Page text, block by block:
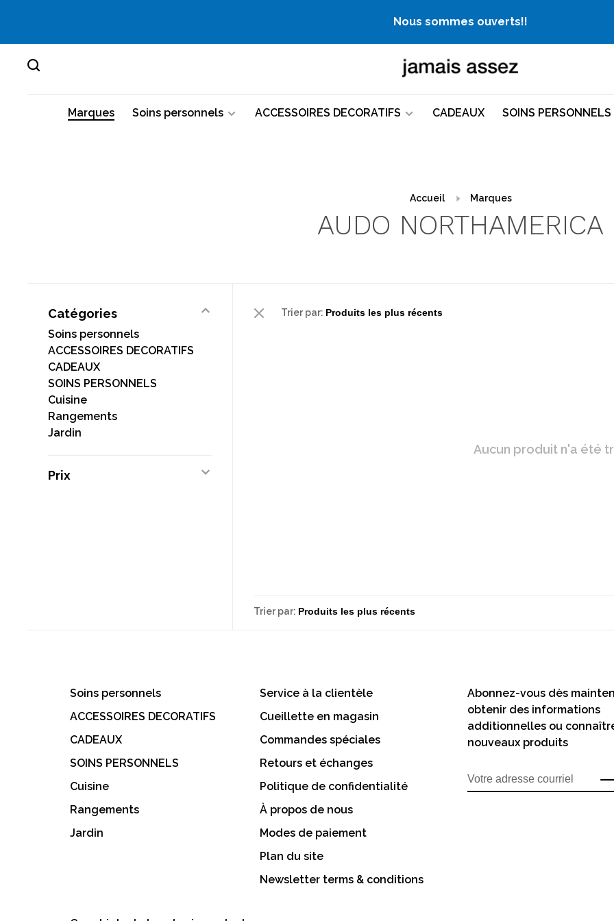
Nous sommes ouverts!!
Marques Soins personnels ACCESSOIRES DECORATIFS CADEAUX SOINS PERSONNELS
Accueil Marques
AUDO NORTHAMERICA
Catégories
Soins personnels
ACCESSOIRES DECORATIFS
CADEAUX
SOINS PERSONNELS
Cuisine
Rangements
Jardin
Prix
Trier par:
Aucun produit n'a été
Trier par:
Soins personnels
ACCESSOIRES DECORATIFS
CADEAUX
SOINS PERSONNELS
Cuisine
Rangements
Jardin
Service à la clientèle
Cueillette en magasin
Commandes spéciales
Retours et échanges
Politique de confidentialité
À propos de nous
Modes de paiement
Plan du site
Newsletter terms & conditions
Abonnez-vous dès
obtenir des informations
additionnelles ou
nouveaux produits